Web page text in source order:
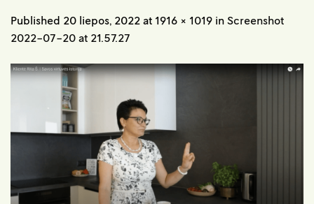
Published 20 liepos, 2022 at 1916 × 1019 in Screenshot
2022-07-20 at 21.57.27